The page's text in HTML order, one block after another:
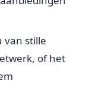
van stille
of het